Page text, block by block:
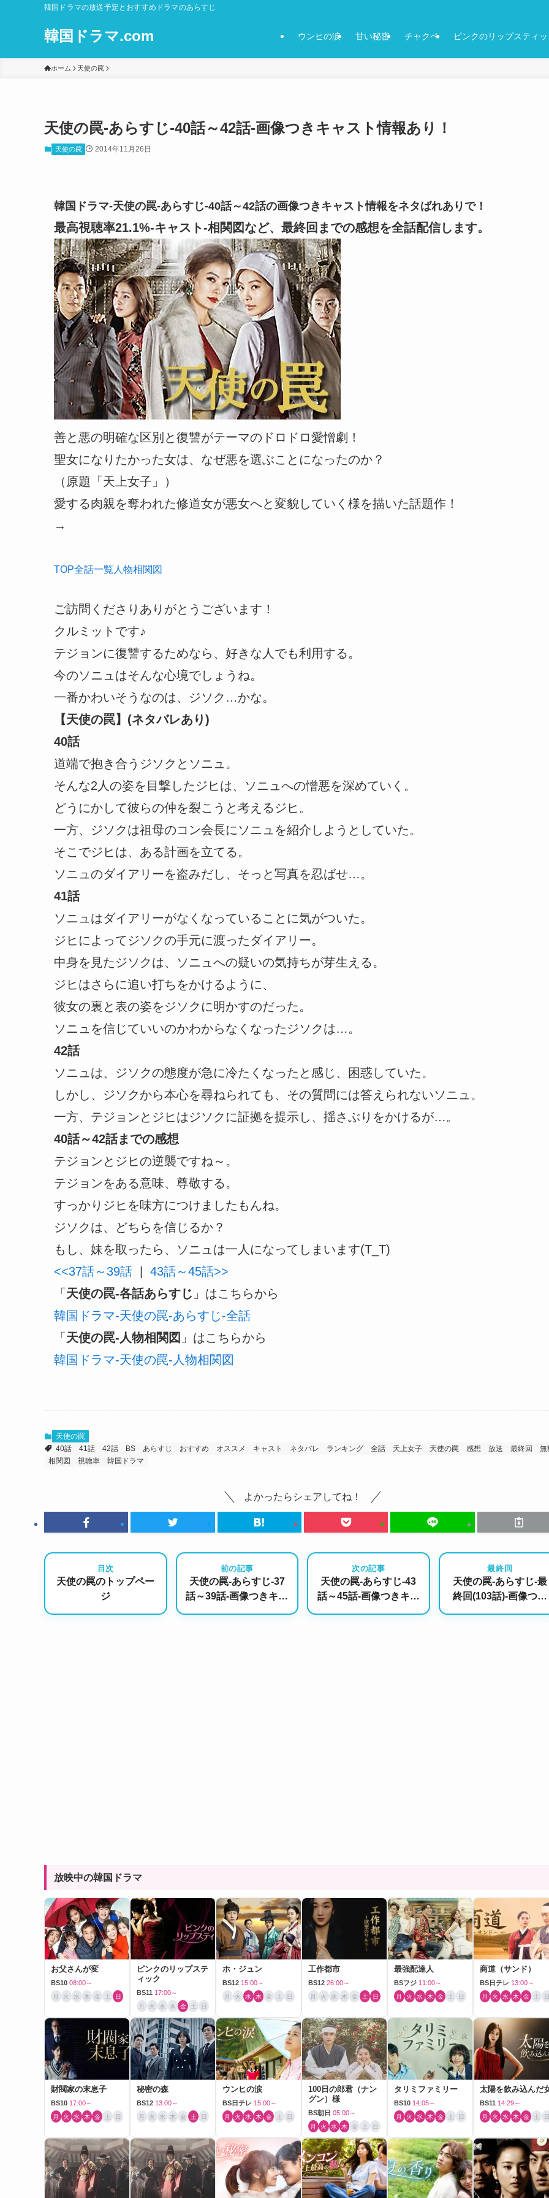
韓国ドラマの放送予定とおすすめドラマのあらすじ
韓国ドラマ.com ウンヒの涙 甘い秘密 チャクペ ピンクのリップスティ
ホーム 天使の罠
天使の罠-あらすじ-40話～42話-画像つきキャスト情報あり！
天使の罠 2014年11月26日
韓国ドラマ-天使の罠-あらすじ-40話～42話の画像つきキャスト情報をネタばれありで！
最高視聴率21.1%-キャスト-相関図など、最終回までの感想を全話配信します。
善と悪の明確な区別と復讐がテーマのドロドロ愛憎劇！
聖女になりたかった女は、なぜ悪を選ぶことになったのか？
（原題「天上女子」）
愛する肉親を奪われた修道女が悪女へと変貌していく様を描いた話題作！
→
TOP全話一覧 人物相関図
ご訪問くださりありがとうございます！
クルミットです♪
テジョンに復讐するためなら、好きな人でも利用する。
今のソニュはそんな心境でしょうね。
一番かわいそうなのは、ジソク…かな。
【天使の罠】(ネタバレあり)
40話
道端で抱き合うジソクとソニュ。
そんな2人の姿を目撃したジヒは、ソニュへの憎悪を深めていく。
どうにかして彼らの仲を裂こうと考えるジヒ。
一方、ジソクは祖母のコン会長にソニュを紹介しようとしていた。
そこでジヒは、ある計画を立てる。
ソニュのダイアリーを盗みだし、そっと写真を忍ばせ…。
41話
ソニュはダイアリーがなくなっていることに気がついた。
ジヒによってジソクの手元に渡ったダイアリー。
中身を見たジソクは、ソニュへの疑いの気持ちが芽生える。
ジヒはさらに追い打ちをかけるように、
彼女の裏と表の姿をジソクに明かすのだった。
ソニュを信じていいのかわからなくなったジソクは…。
42話
ソニュは、ジソクの態度が急に冷たくなったと感じ、困惑していた。
しかし、ジソクから本心を尋ねられても、その質問には答えられないソニュ。
一方、テジョンとジヒはジソクに証拠を提示し、揺さぶりをかけるが…。
40話～42話までの感想
テジョンとジヒの逆襲ですね～。
テジョンをある意味、尊敬する。
すっかりジヒを味方につけましたもんね。
ジソクは、どちらを信じるか？
もし、妹を取ったら、ソニュは一人になってしまいます(T_T)
<<37話～39話
43話～45話>>
「 天使の罠-各話あらすじ 」はこちらから
韓国ドラマ-天使の罠-あらすじ-全話
「 天使の罠-人物相関図 」はこちらから
韓国ドラマ-天使の罠-人物相関図
天使の罠
40話
41話 42話 BS あらすじ おすすめ オススメ キャスト ネタバレ ランキング 全話 天上女子 天使の罠 感想 放送 最終回
無
相関図
視聴率 韓国ドラマ
よかったらシェアしてね！
目次
天使の罠のトップペー
ジ
前の記事
天使の罠-あらすじ-37
話～39話-画像つきキャ
次の記事
天使の罠-あらすじ-43
話～45話-画像つきキャ
最終回
天使の罠-あらすじ-最
終回(103話)-画像つき
放映中の韓国ドラマ
お父さんが変
BS10 08:00～
月 火 水 木 金 土 日
ピンクのリップステ
ィック
BS11 17:00～
月 火 水 木 金 土 日
ホ・ジュン
BS12 15:00～
月 火 水 木 金 土 日
工作都市
BS12 26:00～
月 火 水 木 金 土 日
最強配達人
BSフジ 11:00～
月 火 水 木 金 土 日
商道（サンド）
BS日テレ 13:00～
月 火 水 木 金 土
財閥家の末息子
BS10 17:00～
月 火 水 木 金 土 日
秘密の森
BS12 13:00～
月 火 水 木 金 土 日
ウンヒの涙
BS日テレ 15:00～
月 火 水 木 金 土 日
100日の郎君（ナン
グン）様
BS朝日 05:00～
月 火 水 木 金 土 日
タリミファミリー
BS10 14:05～
月 火 水 木 金 土 日
太陽を飲み込んだ
BS11 14:29～
月 火 水 木 金 土